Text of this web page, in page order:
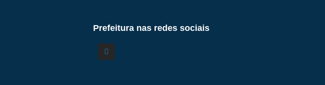
Prefeitura nas redes sociais